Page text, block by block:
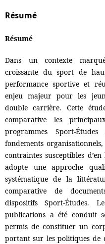
Résumé
Résumé
Dans un contexte
croissante du sport de
performance sportive et
enjeu majeur pour les
double carrière. Cette
comparative les
programmes Sport-
fondements
contraintes susceptibles
adopte une approche
systématique de la
comparative de
dispositifs Sport-Études.
publications a été conduit
permis de constituer un
portant sur les politiques de